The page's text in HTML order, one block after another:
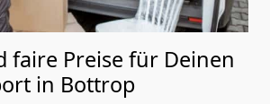
faire Preise für Deinen
in Bottrop